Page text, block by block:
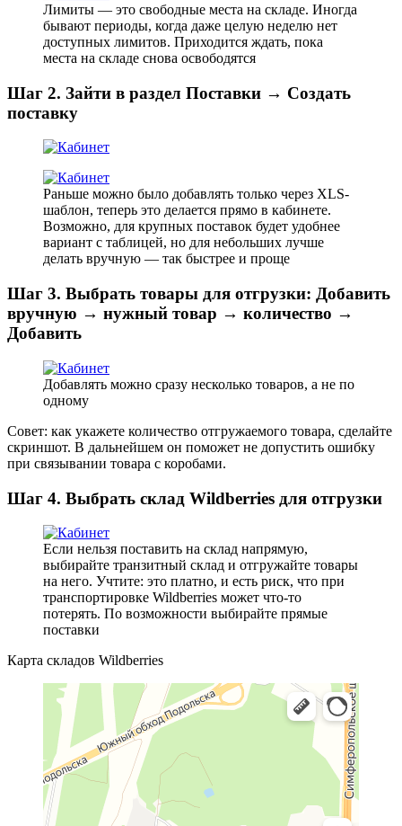
Лимиты — это свободные места на складе. Иногда
бывают периоды, когда даже целую неделю нет
доступных лимитов. Приходится ждать, пока
места на складе снова освободятся
Шаг 2. Зайти в раздел Поставки → Создать
поставку
Раньше можно было добавлять только через XLS-
шаблон, теперь это делается прямо в кабинете.
Возможно, для крупных поставок будет удобнее
вариант с таблицей, но для небольших лучше
делать вручную — так быстрее и проще
Шаг 3. Выбрать товары для отгрузки: Добавить
вручную → нужный товар → количество →
Добавить
Добавлять можно сразу несколько товаров, а не по
одному
Совет: как укажете количество отгружаемого товара, сделайте
скриншот. В дальнейшем он поможет не допустить ошибку
при связывании товара с коробами.
Шаг 4. Выбрать склад Wildberries для отгрузки
Если нельзя поставить на склад напрямую,
выбирайте транзитный склад и отгружайте товары
на него. Учтите: это платно, и есть риск, что при
транспортировке Wildberries может что-то
потерять. По возможности выбирайте прямые
поставки
Карта складов Wildberries